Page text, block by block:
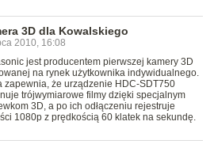
3D dla Kowalskiego
2010, 16:08
jest producentem pierwszej kamery 3D
na rynek użytkownika indywidualnego.
zapewnia, że urządzenie HDC-SDT750
trójwymiarowe filmy dzięki specjalnym
3D, a po ich odłączeniu rejestruje
1080p z prędkością 60 klatek na sekundę.